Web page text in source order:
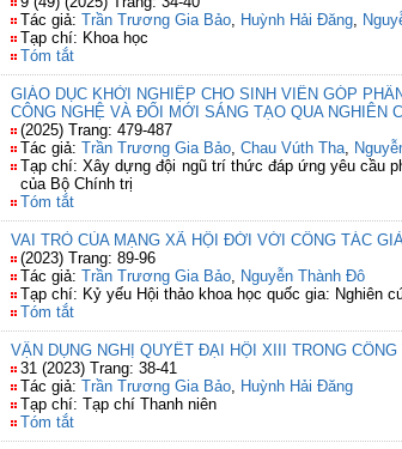
Tác giả: Trần Trương Gia Bảo, Huỳnh Hải Đăng,
Tạp chí: Khoa học
Tóm tắt
GIÁO DỤC KHỞI NGHIỆP CHO SINH VIÊN GÓP
CÔNG NGHỆ VÀ ĐỔI MỚI SÁNG TẠO QUA NGHIÊN
(2025) Trang: 479-487
Tác giả: Trần Trương Gia Bảo, Chau Vúth Tha,
Tạp chí: Xây dựng đội ngũ trí thức đáp ứng yêu cầu
của Bộ Chính trị
Tóm tắt
VAI TRÒ CỦA MẠNG XÃ HỘI ĐỚI VỚI CÔNG TÁC
(2023) Trang: 89-96
Tác giả: Trần Trương Gia Bảo, Nguyễn Thành Đô
Tạp chí: Kỷ yếu Hội thảo khoa học quốc gia: Nghiên
Tóm tắt
VẬN DỤNG NGHỊ QUYẾT ĐẠI HỘI XIII TRONG
31 (2023) Trang: 38-41
Tác giả: Trần Trương Gia Bảo, Huỳnh Hải Đăng
Tạp chí: Tạp chí Thanh niên
Tóm tắt